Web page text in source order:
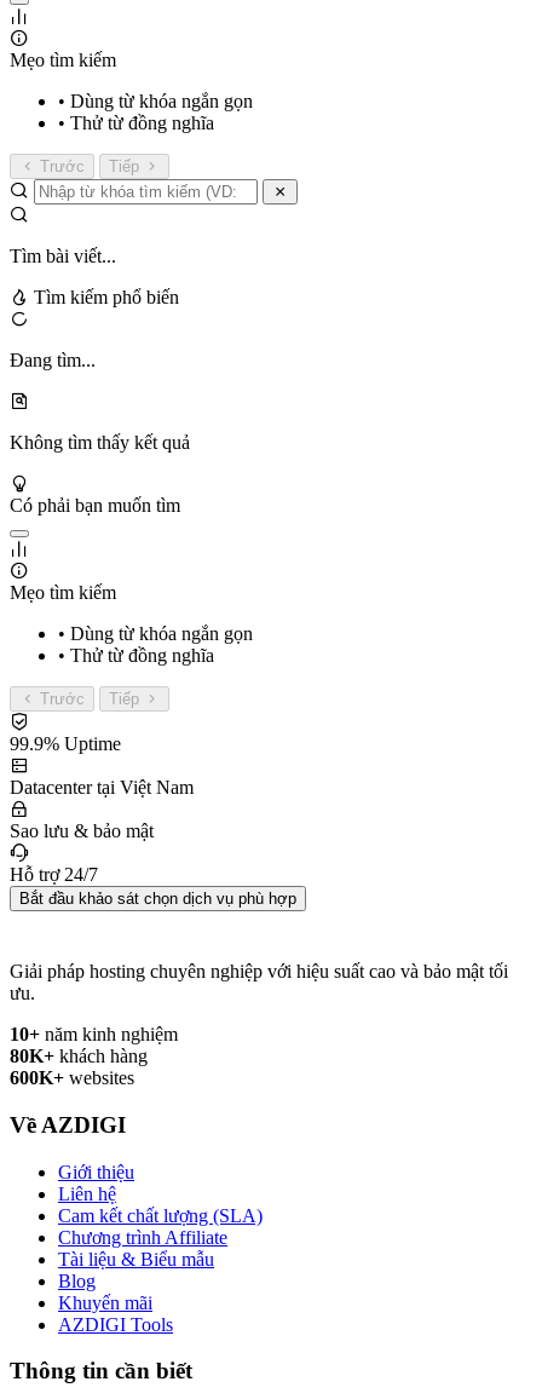
Mẹo tìm kiếm
• Dùng từ khóa ngắn gọn
• Thử từ đồng nghĩa
Trước Tiếp
Tìm bài viết...
Tìm kiếm phổ biến
Đang tìm...
Không tìm thấy kết quả
Có phải bạn muốn tìm
Mẹo tìm kiếm
• Dùng từ khóa ngắn gọn
• Thử từ đồng nghĩa
Trước Tiếp
99.9% Uptime
Datacenter tại Việt Nam
Sao lưu & bảo mật
Hỗ trợ 24/7
Bắt đầu khảo sát chọn dịch vụ phù hợp
Giải pháp hosting chuyên nghiệp với hiệu suất cao và bảo mật tối
ưu.
10+ năm kinh nghiệm
80K+ khách hàng
600K+ websites
Về AZDIGI
Giới thiệu
Liên hệ
Cam kết chất lượng (SLA)
Chương trình Affiliate
Tài liệu & Biểu mẫu
Blog
Khuyến mãi
AZDIGI Tools
Thông tin cần biết